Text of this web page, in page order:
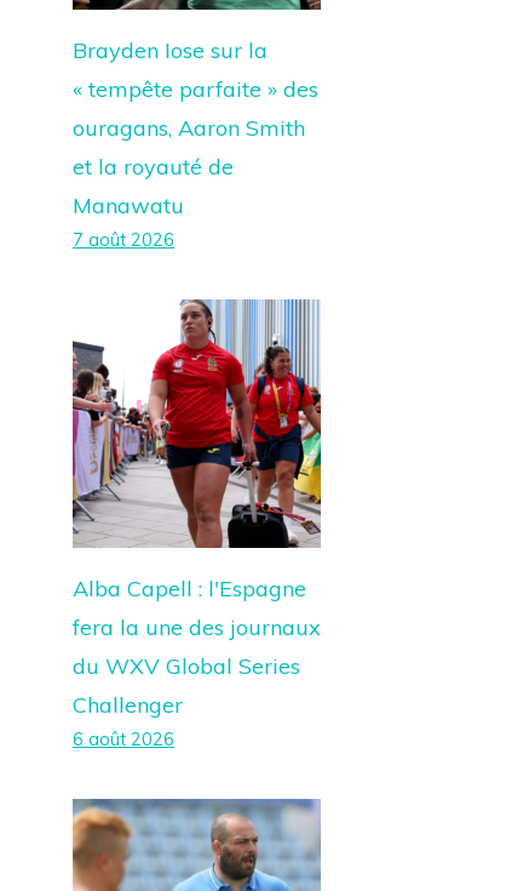
Brayden Iose sur la
« tempête parfaite » des
ouragans, Aaron Smith
et la royauté de
Manawatu
7 août 2026
Alba Capell : l'Espagne
fera la une des journaux
du WXV Global Series
Challenger
6 août 2026